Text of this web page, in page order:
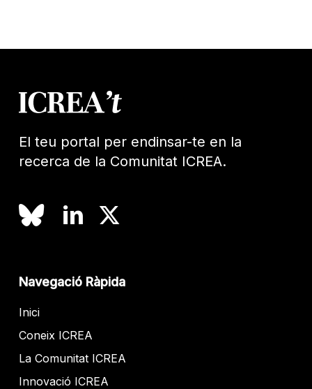
El teu portal per endinsar-te en la
recerca de la Comunitat ICREA.
Navegació Ràpida
Inici
Coneix ICREA
La Comunitat ICREA
Innovació ICREA